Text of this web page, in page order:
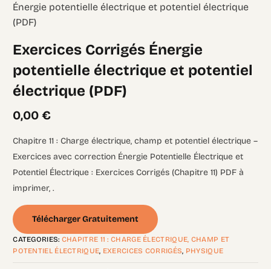
Énergie potentielle électrique et potentiel électrique
(PDF)
Exercices Corrigés Énergie
potentielle électrique et potentiel
électrique (PDF)
0,00€
Chapitre 11 : Charge électrique, champ et potentiel électrique –
Exercices avec correction Énergie Potentielle Électrique et
Potentiel Électrique : Exercices Corrigés (Chapitre 11) PDF à
imprimer, .
Télécharger Gratuitement
CATEGORIES: CHAPITRE 11 : CHARGE ÉLECTRIQUE, CHAMP ET
POTENTIEL ÉLECTRIQUE, EXERCICES CORRIGÉS, PHYSIQUE